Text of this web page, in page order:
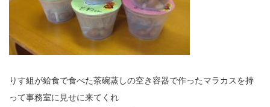
りす組が給食で食べた茶碗蒸しの空き容器で作ったマラカスを持
って事務室に見せに来てくれ